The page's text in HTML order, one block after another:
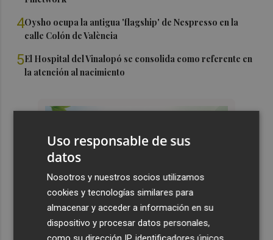
4Oysho ocupa la antigua 'flagship' de Nespresso en la
calle Colón de València
5El Hospital del Vinalopó se consolida como referente en
la atención al nacimiento
Uso responsable de sus
datos
Nosotros y nuestros socios utilizamos
cookies y tecnologías similares para
almacenar y acceder a información en su
dispositivo y procesar datos personales,